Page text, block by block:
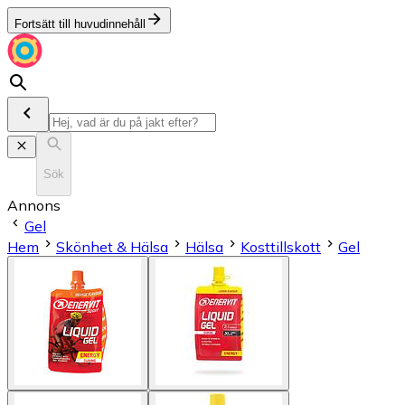
Fortsätt till huvudinnehåll
Sök
Annons
Gel
Hem
Skönhet & Hälsa Hälsa Kosttillskott Gel